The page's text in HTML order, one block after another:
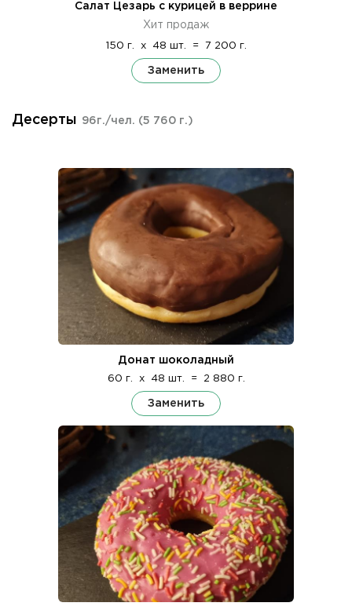
Салат Цезарь с курицей в веррине
Хит продаж
150 г. x 48 шт. = 7 200 г.
Заменить
Десерты 96г./чел. (5 760 г.)
Донат шоколадный
60 г. x 48 шт. = 2 880 г.
Заменить